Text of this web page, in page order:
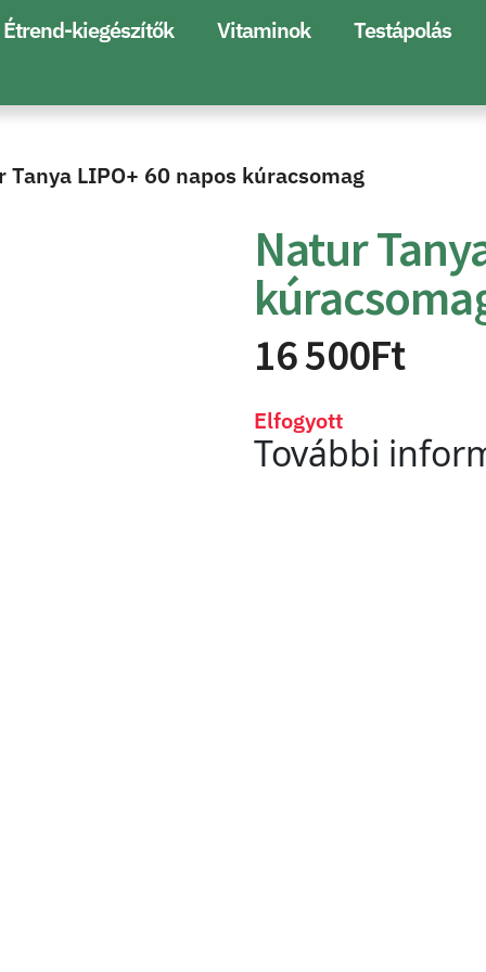
Étrend-kiegészítők Vitaminok Testápolás
LIPO+ 60 napos kúracsomag
Natur
16 500Ft
Elfogyott
További